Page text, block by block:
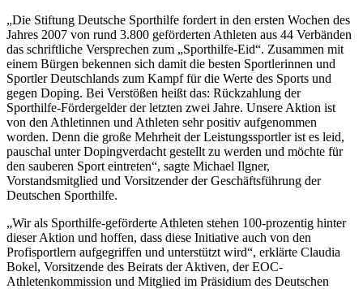
„Die Stiftung Deutsche Sporthilfe fordert in den ersten Wochen des
Jahres 2007 von rund 3.800 geförderten Athleten aus 44 Verbänden
das schriftliche Versprechen zum „Sporthilfe-Eid“. Zusammen mit
einem Bürgen bekennen sich damit die besten Sportlerinnen und
Sportler Deutschlands zum Kampf für die Werte des Sports und
gegen Doping. Bei Verstößen heißt das: Rückzahlung der
Sporthilfe-Fördergelder der letzten zwei Jahre. Unsere Aktion ist
von den Athletinnen und Athleten sehr positiv aufgenommen
worden. Denn die große Mehrheit der Leistungssportler ist es leid,
pauschal unter Dopingverdacht gestellt zu werden und möchte für
den sauberen Sport eintreten“, sagte Michael Ilgner,
Vorstandsmitglied und Vorsitzender der Geschäftsführung der
Deutschen Sporthilfe.
„Wir als Sporthilfe-geförderte Athleten stehen 100-prozentig hinter
dieser Aktion und hoffen, dass diese Initiative auch von den
Profisportlern aufgegriffen und unterstützt wird“, erklärte Claudia
Bokel, Vorsitzende des Beirats der Aktiven, der EOC-
Athletenkommission und Mitglied im Präsidium des Deutschen